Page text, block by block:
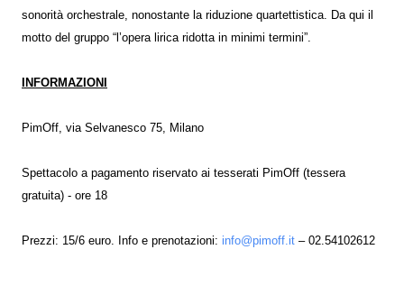
sonorità orchestrale, nonostante la riduzione quartettistica. Da qui il
motto del gruppo “l’opera lirica ridotta in minimi termini”.
INFORMAZIONI
PimOff, via Selvanesco 75, Milano
Spettacolo a pagamento riservato ai tesserati PimOff (tessera
gratuita) - ore 18
Prezzi: 15/6 euro. Info e prenotazioni: info@pimoff.it – 02.54102612